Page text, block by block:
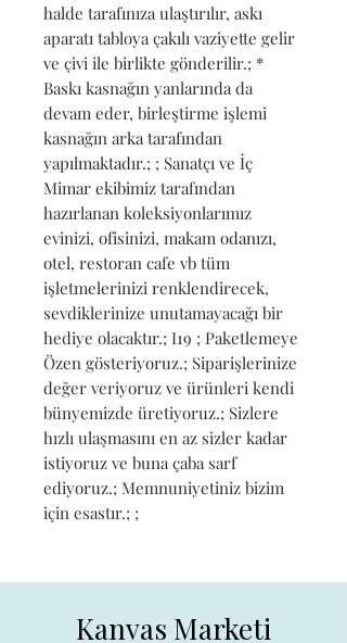
halde tarafınıza ulaştırılır, askı
aparatı tabloya çakılı vaziyette gelir
ve çivi ile birlikte gönderilir.; *
Baskı kasnağın yanlarında da
devam eder, birleştirme işlemi
kasnağın arka tarafından
yapılmaktadır.; ; Sanatçı ve İç
Mimar ekibimiz tarafından
hazırlanan koleksiyonlarımız
evinizi, ofisinizi, makam odanızı,
otel, restoran cafe vb tüm
işletmelerinizi renklendirecek,
sevdiklerinize unutamayacağı bir
hediye olacaktır.; I19 ; Paketlemeye
Özen gösteriyoruz.; Siparişlerinize
değer veriyoruz ve ürünleri kendi
bünyemizde üretiyoruz.; Sizlere
hızlı ulaşmasını en az sizler kadar
istiyoruz ve buna çaba sarf
ediyoruz.; Memnuniyetiniz bizim
için esastır.; ;
Kanvas Marketi